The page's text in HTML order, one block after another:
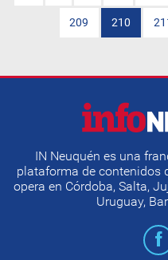
209 210
IN Neuquén es una
plataforma de contenidos
opera en Córdoba, Salta,
Uruguay,